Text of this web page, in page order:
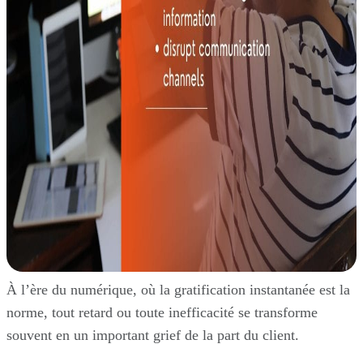
À l’ère du numérique, où la gratification instantanée est la
norme, tout retard ou toute inefficacité se transforme
souvent en un important grief de la part du client.